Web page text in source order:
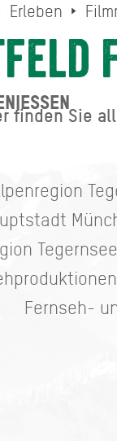
Erleben
finden Sie
Fernseh-